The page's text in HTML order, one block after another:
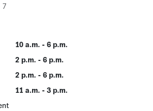
7
10 a.m. - 6 p.m.
2 p.m. - 6 p.m.
2 p.m. - 6 p.m.
11 a.m. - 3 p.m.